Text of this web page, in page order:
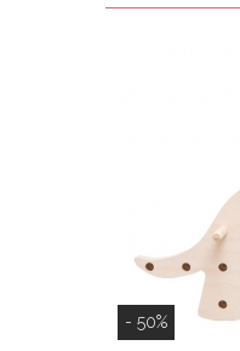
- 50%